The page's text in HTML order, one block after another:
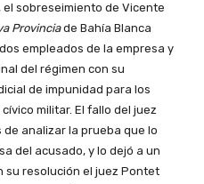
el sobreseimiento de Vicente
Provinciade Bahía Blanca
empleados de la empresa y
del régimen con su
de impunidad para los
militar. El fallo del juez
analizar la prueba que lo
del acusado, y lo dejó a un
su resolución el juez Pontet